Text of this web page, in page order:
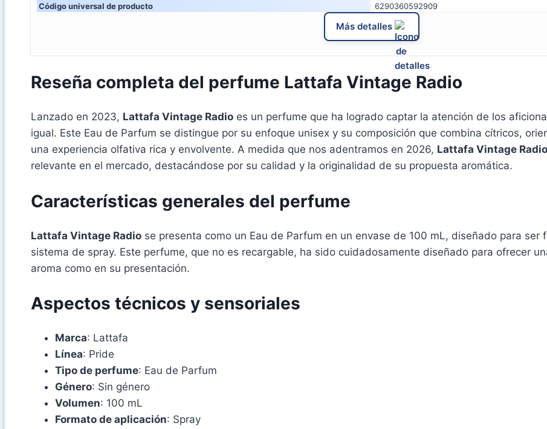
Código universal de producto
6290360592909
Más detalles
Reseña completa del perfume Lattafa Vintage Radio
Lanzado en 2023, Lattafa Vintage Radio es un perfume que ha logrado captar la atención de los
igual. Este Eau de Parfum se distingue por su enfoque unisex y su composición que combina cítricos,
una experiencia olfativa rica y envolvente. A medida que nos adentramos en 2026, Lattafa Vintage Radio
relevante en el mercado, destacándose por su calidad y la originalidad de su propuesta aromática.
Características generales del perfume
Lattafa Vintage Radio se presenta como un Eau de Parfum en un envase de 100 mL, diseñado para ser
sistema de spray. Este perfume, que no es recargable, ha sido cuidadosamente diseñado para ofrecer
aroma como en su presentación.
Aspectos técnicos y sensoriales
Marca: Lattafa
Línea: Pride
Tipo de perfume: Eau de Parfum
Género: Sin género
Volumen: 100 mL
Formato de aplicación: Spray